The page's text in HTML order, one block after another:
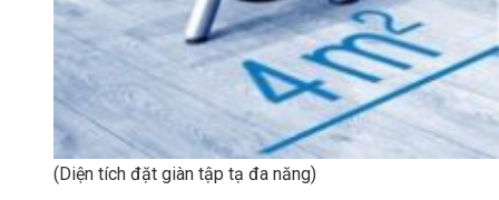
(Diện tích đặt giàn tập tạ đa năng)